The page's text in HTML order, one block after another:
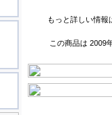
もっと詳しい情報
この商品は 2009